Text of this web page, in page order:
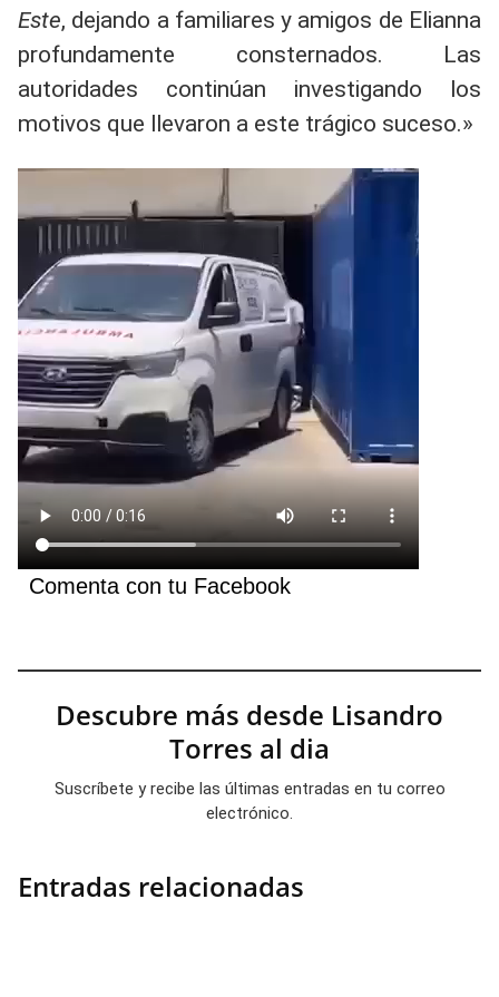
Este, dejando a familiares y amigos de Elianna
profundamente consternados. Las
autoridades continúan investigando los
motivos que llevaron a este trágico suceso.»
Comenta con tu Facebook
Descubre más desde Lisandro
Torres al dia
Suscríbete y recibe las últimas entradas en tu correo
electrónico.
Entradas relacionadas